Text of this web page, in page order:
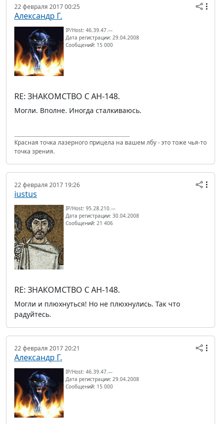
22 февраля 2017 00:25
Александр Г.
IP/Host: 46.39.47.---
Дата регистрации: 29.04.2008
Сообщений: 15 000
RE: ЗНАКОМСТВО С АН-148.
Могли. Вполне. Иногда сталкиваюсь.
Красная точка лазерного прицела на вашем лбу - это тоже чья-то
точка зрения.
22 февраля 2017 19:26
iustus
IP/Host: 95.28.210.---
Дата регистрации: 30.04.2008
Сообщений: 21 406
RE: ЗНАКОМСТВО С АН-148.
Могли и плюхнуться! Но не плюхнулись. Так что
радуйтесь.
22 февраля 2017 20:21
Александр Г.
IP/Host: 46.39.47.---
Дата регистрации: 29.04.2008
Сообщений: 15 000